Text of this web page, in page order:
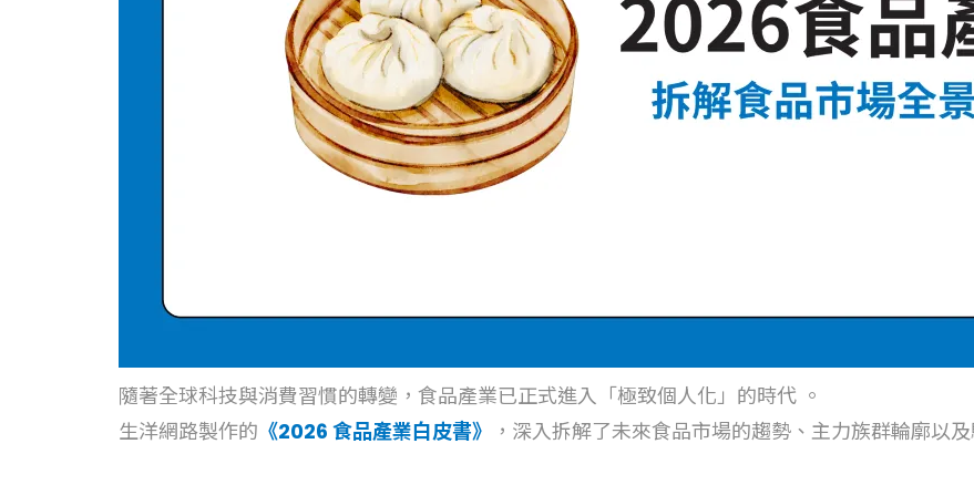
隨著全球科技與消費習慣的轉變，食品產業已正式進入「極致個人化」的時代 。
生洋網路製作的 《2026 食品產業白皮書》 ，深入拆解了未來食品市場的趨勢、主力族群輪廓以